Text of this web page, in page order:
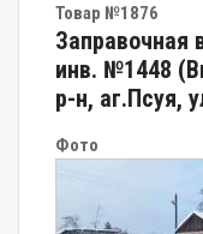
Товар №1876
Заправочная
инв. №1448
р-н, аг.Псуя,
Фото